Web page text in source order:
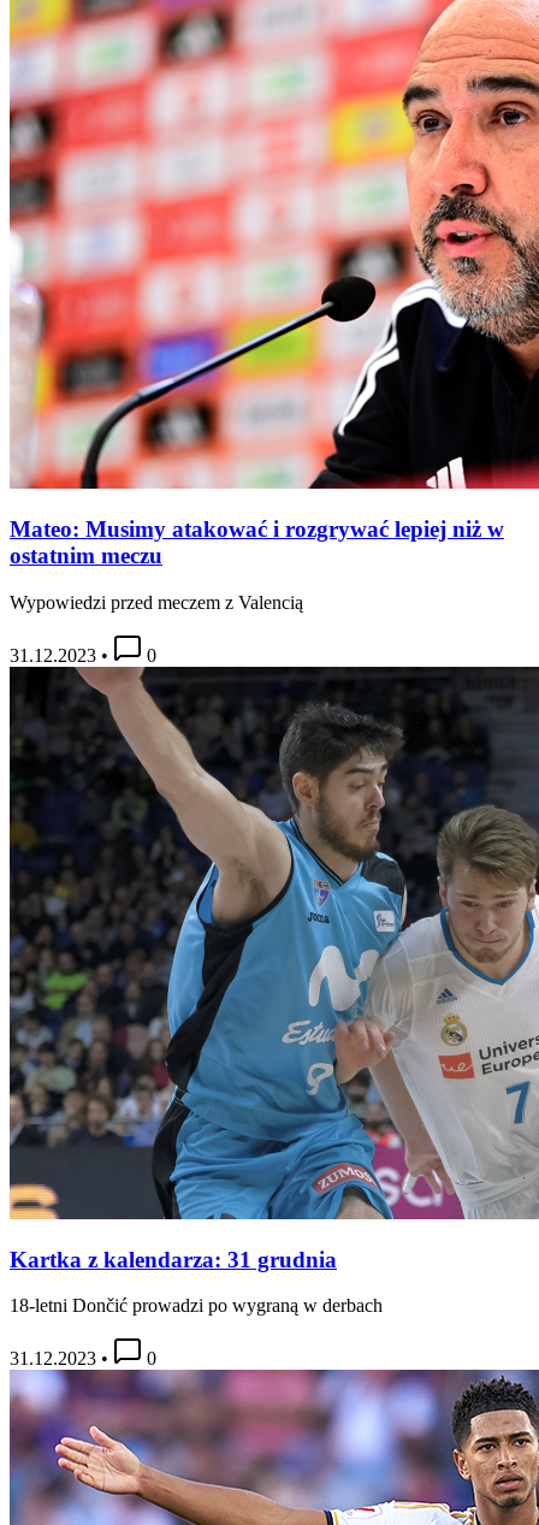
Mateo: Musimy atakować i rozgrywać lepiej niż w
ostatnim meczu
Wypowiedzi przed meczem z Valencią
31.12.2023 • 0
Kartka z kalendarza: 31 grudnia
18-letni Dončić prowadzi po wygraną w derbach
31.12.2023 • 0